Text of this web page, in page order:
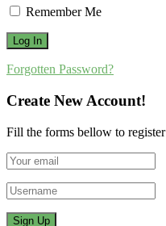
Remember Me
Forgotten Password?
Create New Account!
Fill the forms bellow to register